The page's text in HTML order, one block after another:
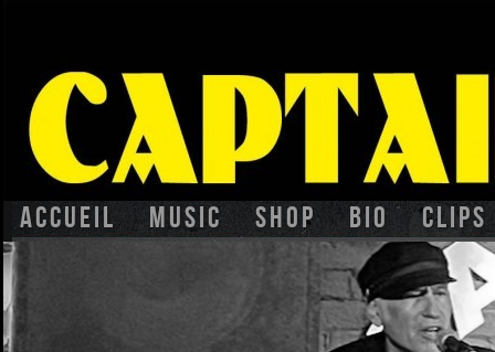
Accueil Music Shop BIO